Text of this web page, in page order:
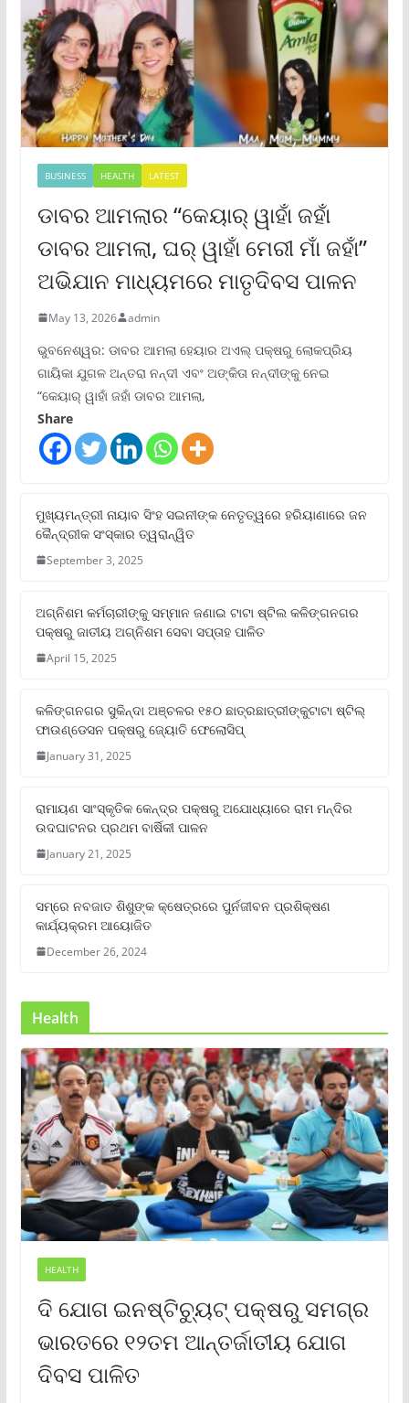
BUSINESS HEALTH LATEST
ଡାବର ଆମଲାର “କେୟାର୍ ୱାହାଁ ଜହାଁ
ଡାବର ଆମଲା, ଘର୍ ୱାହାଁ ମେରୀ ମାଁ ଜହାଁ”
ଅଭିଯାନ ମାଧ୍ୟମରେ ମାତୃଦିବସ ପାଳନ
May 13, 2026 admin
ଭୁବନେଶ୍ୱର: ଡାବର ଆମଲା ହେୟାର ଅଏଲ୍ ପକ୍ଷରୁ ଲୋକପ୍ରିୟ
ଗାୟିକା ଯୁଗଳ ଅନ୍ତରା ନନ୍ଦୀ ଏବଂ ଅଙ୍କିତା ନନ୍ଦୀଙ୍କୁ ନେଇ
“କେୟାର୍ ୱାହାଁ ଜହାଁ ଡାବର ଆମଲା,
Share
ମୁଖ୍ୟମନ୍ତ୍ରୀ ନାୟାବ ସିଂହ ସଇନୀଙ୍କ ନେତୃତ୍ୱରେ ହରିୟାଣାରେ ଜନ
କୈନ୍ଦ୍ରୀକ ସଂସ୍କାର ତ୍ୱରାନ୍ୱିତ
September 3, 2025
ଅଗ୍ନିଶମ କର୍ମଚାରୀଙ୍କୁ ସମ୍ମାନ ଜଣାଇ ଟାଟା ଷ୍ଟିଲ କଳିଙ୍ଗନଗର
ପକ୍ଷରୁ ଜାତୀୟ ଅଗ୍ନିଶମ ସେବା ସପ୍ତାହ ପାଳିତ
April 15, 2025
କଳିଙ୍ଗନଗର ସୁକିନ୍ଦା ଅଞ୍ଚଳର ୧୫୦ ଛାତ୍ରଛାତ୍ରୀଙ୍କୁଟାଟା ଷ୍ଟିଲ୍
ଫାଉଣ୍ଡେସନ ପକ୍ଷରୁ ଜ୍ୟୋତି ଫେଲୋସିପ୍‌
January 31, 2025
ରାମାୟଣ ସାଂସ୍କୃତିକ କେନ୍ଦ୍ର ପକ୍ଷରୁ ଅଯୋଧ୍ୟାରେ ରାମ ମନ୍ଦିର
ଉଦଘାଟନର ପ୍ରଥମ ବାର୍ଷିକୀ ପାଳନ
January 21, 2025
ସମ୍‌ରେ ନବଜାତ ଶିଶୁଙ୍କ କ୍ଷେତ୍ରରେ ପୁର୍ନଜୀବନ ପ୍ରଶିକ୍ଷଣ
କାର୍ଯ୍ୟକ୍ରମ ଆୟୋଜିତ
December 26, 2024
Health
HEALTH
ଦି ଯୋଗ ଇନଷ୍ଟିଚ୍ୟୁଟ୍ ପକ୍ଷରୁ ସମଗ୍ର
ଭାରତରେ ୧୨ତମ ଆନ୍ତର୍ଜାତୀୟ ଯୋଗ
ଦିବସ ପାଳିତ